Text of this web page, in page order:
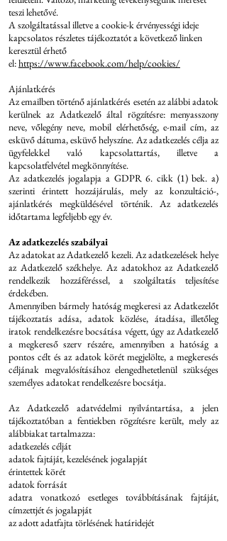
teszi lehetővé.
A szolgáltatással illetve a cookie-k érvényességi ideje
kapcsolatos részletes tájékoztatót a következő linken
keresztül érhető
el:https://www.facebook.com/help/cookies/
Ajánlatkérés
Az emailben történő ajánlatkérés esetén az alábbi adatok
kerülnek az Adatkezelő által rögzítésre: menyasszony
neve, vőlegény neve, mobil elérhetőség, e-mail cím, az
esküvő dátuma, esküvő helyszíne. Az adatkezelés célja az
ügyfelekkel való kapcsolattartás, illetve a
kapcsolatfelvétel megkönnyítése.
Az adatkezelés jogalapja a GDPR 6. cikk (1) bek. a)
szerinti érintett hozzájárulás, mely az konzultáció-,
ajánlatkérés megküldésével történik. Az adatkezelés
időtartama legfeljebb egy év.
Az adatkezelés szabályai
Az adatokat az Adatkezelő kezeli. Az adatkezelések helye
az Adatkezelő székhelye. Az adatokhoz az Adatkezelő
rendelkezik hozzáféréssel, a szolgáltatás teljesítése
érdekében.
Amennyiben bármely hatóság megkeresi az Adatkezelőt
tájékoztatás adása, adatok közlése, átadása, illetőleg
iratok rendelkezésre bocsátása végett, úgy az Adatkezelő
a megkereső szerv részére, amennyiben a hatóság a
pontos célt és az adatok körét megjelölte, a megkeresés
céljának megvalósításához elengedhetetlenül szükséges
személyes adatokat rendelkezésre bocsátja.
Az Adatkezelő adatvédelmi nyilvántartása, a jelen
tájékoztatóban a fentiekben rögzítésre került, mely az
alábbiakat tartalmazza:
adatkezelés célját
adatok fajtáját, kezelésének jogalapját
érintettek körét
adatok forrását
adatra vonatkozó esetleges továbbításának fajtáját,
címzettjét és jogalapját
az adott adatfajta törlésének határidejét